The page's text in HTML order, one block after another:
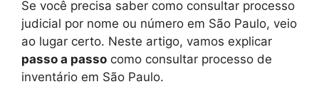
Se você precisa saber como consultar processo
judicial por nome ou número em São Paulo, veio
ao lugar certo. Neste artigo, vamos explicar
passo a passo como consultar processo de
inventário em São Paulo.